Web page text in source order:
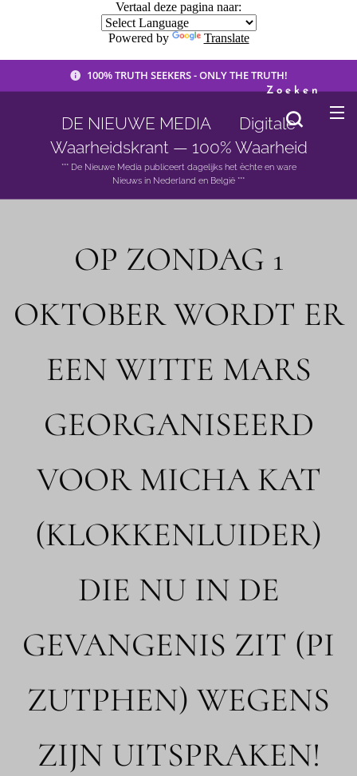
Vertaal deze pagina naar:
Powered by Translate
100% TRUTH SEEKERS - ONLY THE TRUTH!
DE NIEUWE MEDIA 🟣 Digitale
Waarheidskrant — 100% Waarheid
*** De Nieuwe Media publiceert dagelijks het èchte en ware
Nieuws in Nederland en België ***
Zoeken
OP ZONDAG 1
OKTOBER WORDT ER
EEN WITTE MARS
GEORGANISEERD
VOOR MICHA KAT
(KLOKKENLUIDER)
DIE NU IN DE
GEVANGENIS ZIT (PI
ZUTPHEN) WEGENS
ZIJN UITSPRAKEN!